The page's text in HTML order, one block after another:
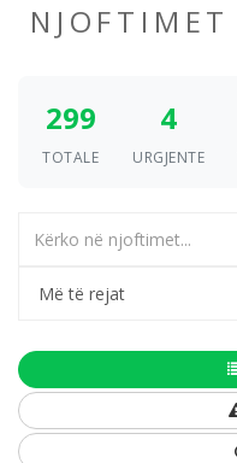
NJOFTIMET
299
TOTALE
4
URGJENTE